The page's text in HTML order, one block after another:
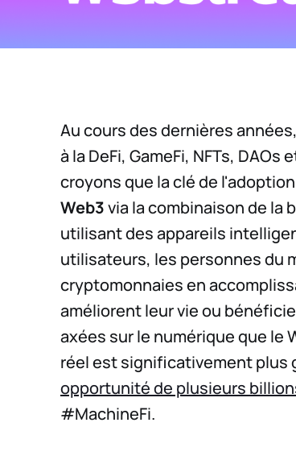
Au cours des dernières
à la DeFi, GameFi, NFTs,
croyons que la clé de
Web3via la combinaison de la
utilisant des appareils
utilisateurs, les personnes du
cryptomonnaies en
améliorent leur vie ou
axées sur le numérique que le
réel est significativement plus
opportunité de plusieurs
#MachineFi.